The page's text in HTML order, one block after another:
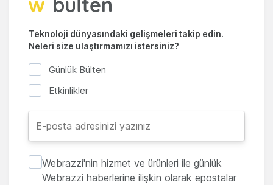
Teknoloji dünyasındaki gelişmeleri takip edin.
Neleri size ulaştırmamızı istersiniz?
Günlük Bülten
Etkinlikler
Webrazzi'nin hizmet ve ürünleri ile günlük
Webrazzi haberlerine ilişkin olarak epostalar